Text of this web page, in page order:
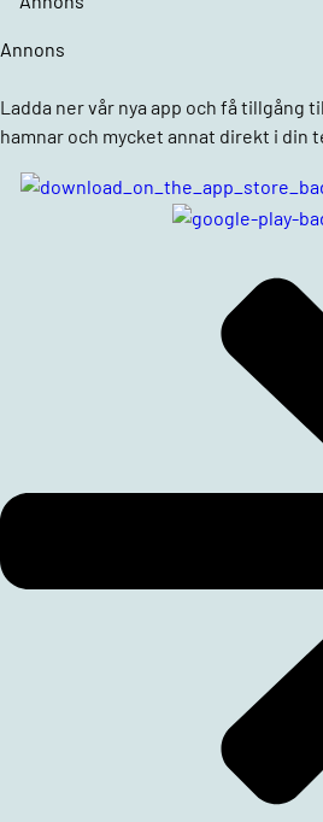
Annons
Ladda ner vår nya app och få tillgång
hamnar och mycket annat direkt i din